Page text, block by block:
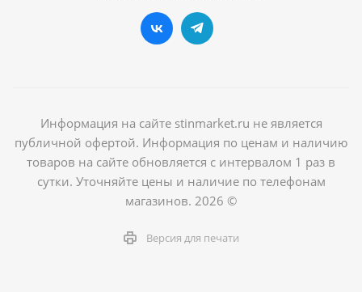
Информация на сайте stinmarket.ru не является
публичной офертой. Информация по ценам и наличию
товаров на сайте обновляется с интервалом 1 раз в
сутки. Уточняйте цены и наличие по телефонам
магазинов. 2026 ©
Версия для печати